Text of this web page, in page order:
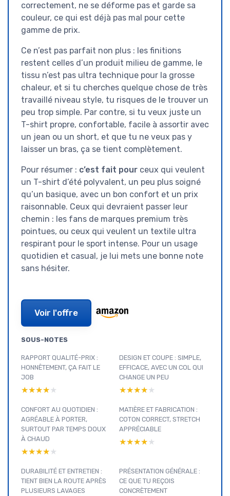
correctement, ne se déforme pas et garde sa
couleur, ce qui est déjà pas mal pour cette
gamme de prix.
Ce n’est pas parfait non plus : les finitions
restent celles d’un produit milieu de gamme, le
tissu n’est pas ultra technique pour la grosse
chaleur, et si tu cherches quelque chose de très
travaillé niveau style, tu risques de le trouver un
peu trop simple. Par contre, si tu veux juste un
T-shirt propre, confortable, facile à assortir avec
un jean ou un short, et que tu ne veux pas y
laisser un bras, ça se tient complètement.
Pour résumer : c’est fait pour ceux qui veulent
un T-shirt d’été polyvalent, un peu plus soigné
qu’un basique, avec un bon confort et un prix
raisonnable. Ceux qui devraient passer leur
chemin : les fans de marques premium très
pointues, ou ceux qui veulent un textile ultra
respirant pour le sport intense. Pour un usage
quotidien et casual, je lui mets une bonne note
sans hésiter.
Voir l'offre
SOUS-NOTES
RAPPORT QUALITÉ-PRIX :
HONNÊTEMENT, ÇA FAIT LE
JOB
★★★★★
★★★★★
DESIGN ET COUPE : SIMPLE,
EFFICACE, AVEC UN COL QUI
CHANGE UN PEU
★★★★★
★★★★★
CONFORT AU QUOTIDIEN :
AGRÉABLE À PORTER,
SURTOUT PAR TEMPS DOUX
À CHAUD
★★★★★
★★★★★
MATIÈRE ET FABRICATION :
COTON CORRECT, STRETCH
APPRÉCIABLE
★★★★★
★★★★★
DURABILITÉ ET ENTRETIEN :
TIENT BIEN LA ROUTE APRÈS
PLUSIEURS LAVAGES
PRÉSENTATION GÉNÉRALE :
CE QUE TU REÇOIS
CONCRÈTEMENT